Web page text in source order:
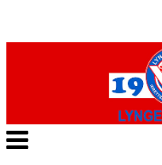
Veksle
navigasjon